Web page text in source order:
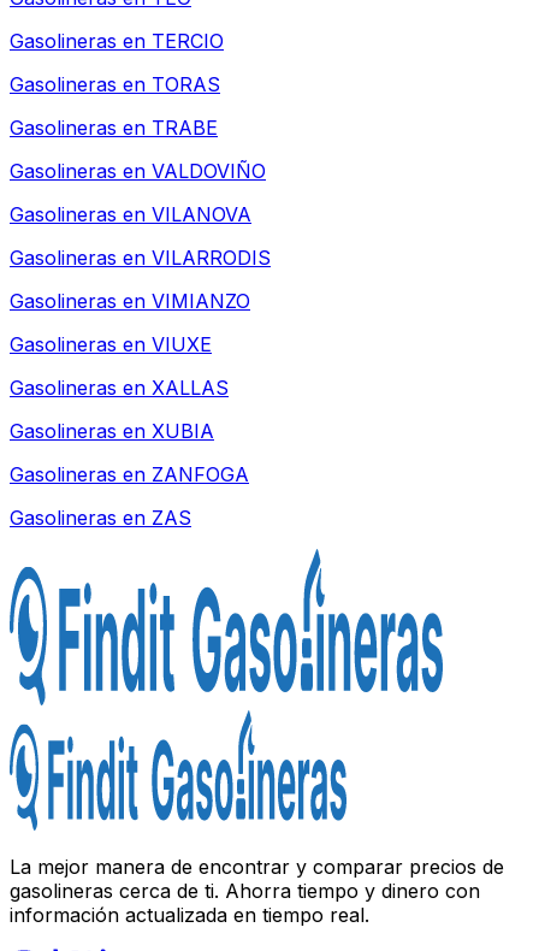
Gasolineras en TERCIO
Gasolineras en TORAS
Gasolineras en TRABE
Gasolineras en VALDOVIÑO
Gasolineras en VILANOVA
Gasolineras en VILARRODIS
Gasolineras en VIMIANZO
Gasolineras en VIUXE
Gasolineras en XALLAS
Gasolineras en XUBIA
Gasolineras en ZANFOGA
Gasolineras en ZAS
La mejor manera de encontrar y comparar precios de
gasolineras cerca de ti. Ahorra tiempo y dinero con
información actualizada en tiempo real.